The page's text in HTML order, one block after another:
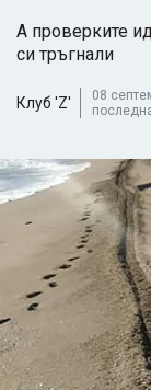
А проверките
си тръгнали
Клуб 'Z'
08